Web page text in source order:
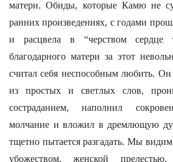
матери. Обиды, которые Камю не
ранних произведениях, с годами
и расцвела в “черством сердце
благодарного матери за этот
считал себя неспособным любить.
из простых и светлых слов,
состраданием, наполнил
молчание и вложил в дремлющую
тщетно пытается разгадать. Мы
убожеством, женской